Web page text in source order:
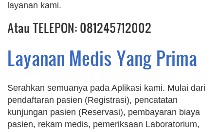
layanan kami.
Atau TELEPON: 081245712002
Layanan Medis Yang Prima
Serahkan semuanya pada Aplikasi kami. Mulai dari
pendaftaran pasien (Registrasi), pencatatan
kunjungan pasien (Reservasi), pembayaran biaya
pasien, rekam medis, pemeriksaan Laboratorium,